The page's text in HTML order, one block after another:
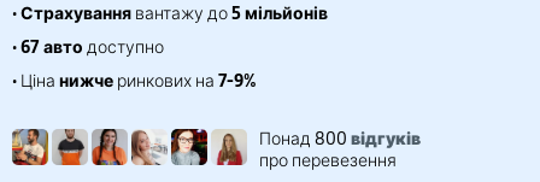
•Страхування вантажу до5 мільйонів
•67 авто доступно
• Ціна нижче ринкових на 7-9%
Понад 800 відгуків
про перевезення